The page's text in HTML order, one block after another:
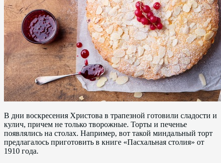
В дни воскресения Христова в трапезной готовили сладости и
кулич, причем не только творожные. Торты и печенье
появлялись на столах. Например, вот такой миндальный торт
предлагалось приготовить в книге «Пасхальная столия» от
1910 года.